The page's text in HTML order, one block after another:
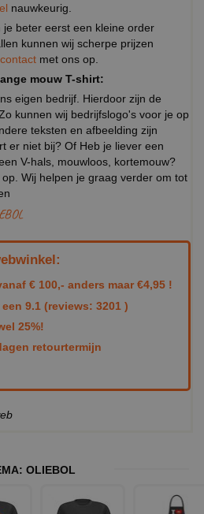
nauwkeurig.
beter eerst een kleine order
kunnen wij scherpe prijzen
contact met ons op.
mouw T-shirt:
eigen bedrijf. Hierdoor zijn de
kunnen wij bedrijfslogo's voor je op
teksten en afbeelding zijn
er niet bij? Of Heb je liever een
V-hals, mouwloos, kortemouw?
op. Wij helpen je graag verder om tot
€ 100,- anders maar €4,95 !
9.1 (reviews: 3201 )
25%!
retourtermijn
OLIEBOL